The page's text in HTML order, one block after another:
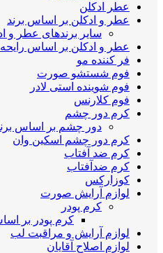
عطر ادکلن
عطر و ادکلن بر اساس برند
سایر برندهای عطر و
عطر و ادکلن بر اساس رایحه
فر کننده مو
فوم شستشو صورت
فوم شوینده استی لادر
فوم کلارنس
کرم دور چشم
دور چشم بر اساس
کرم دور چشم اسکین وان
کرم ضد آفتاب
کرم ضدآفتاب
کوزارکس
لوازم آرایش صورت
کرم پودر
کرم پودر بر
لوازم آرایش و مراقبت لب
لوازم اصلاح آقایان